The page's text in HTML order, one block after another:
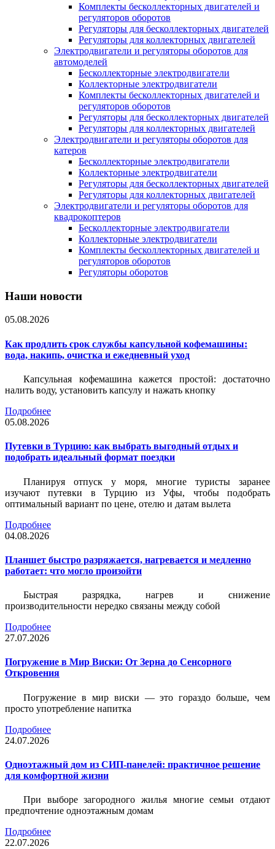
Комплекты бесколлекторных двигателей и
регуляторов оборотов
Регуляторы для бесколлекторных двигателей
Регуляторы для коллекторных двигателей
Электродвигатели и регуляторы оборотов для
автомоделей
Бесколлекторные электродвигатели
Коллекторные электродвигатели
Комплекты бесколлекторных двигателей и
регуляторов оборотов
Регуляторы для бесколлекторных двигателей
Регуляторы для коллекторных двигателей
Электродвигатели и регуляторы оборотов для
катеров
Бесколлекторные электродвигатели
Коллекторные электродвигатели
Регуляторы для бесколлекторных двигателей
Регуляторы для коллекторных двигателей
Электродвигатели и регуляторы оборотов для
квадрокоптеров
Бесколлекторные электродвигатели
Коллекторные электродвигатели
Комплекты бесколлекторных двигателей и
регуляторов оборотов
Регуляторы оборотов
Наши новости
05.08.2026
Как продлить срок службы капсульной кофемашины:
вода, накипь, очистка и ежедневный уход
Капсульная кофемашина кажется простой: достаточно
налить воду, установить капсулу и нажать кнопку
Подробнее
05.08.2026
Путевки в Турцию: как выбрать выгодный отдых и
подобрать идеальный формат поездки
Планируя отпуск у моря, многие туристы заранее
изучают путевки в Турцию из Уфы, чтобы подобрать
оптимальный вариант по цене, отелю и датам вылета
Подробнее
04.08.2026
Планшет быстро разряжается, нагревается и медленно
работает: что могло произойти
Быстрая разрядка, нагрев и снижение
производительности нередко связаны между собой
Подробнее
27.07.2026
Погружение в Мир Виски: От Зерна до Сенсорного
Откровения
Погружение в мир виски — это гораздо больше, чем
просто употребление напитка
Подробнее
24.07.2026
Одноэтажный дом из СИП-панелей: практичное решение
для комфортной жизни
При выборе загородного жилья многие семьи отдают
предпочтение одноэтажным домам
Подробнее
22.07.2026